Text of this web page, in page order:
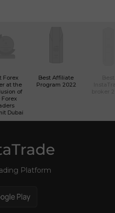
Forex
at the
of
Forex
Dubai
Best Affiliate
Program 2022
Platform